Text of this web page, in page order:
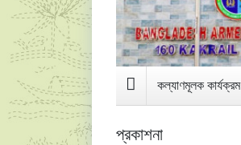
কল্যাণমূলক কার্যক্রম
প্রকাশনা